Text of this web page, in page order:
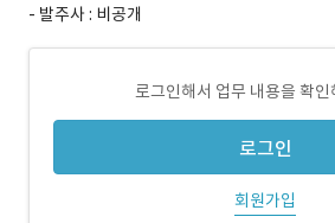
- 발주사 : 비공개
로그인해서 업무 내용을 확인
로그인
회원가입